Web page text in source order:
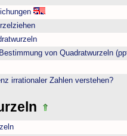
von Quadratwurzeln
irrationaler Zahlen verstehen?